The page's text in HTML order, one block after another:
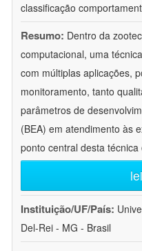
classificação
Resumo: Dentro da
computacional, uma
com múltiplas aplicações,
monitoramento, tanto
parâmetros de
(BEA) em atendimento às
ponto central desta
Instituição/UF/País:
Del-Rei - MG - Brasil